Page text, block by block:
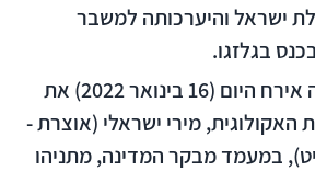
ישראל והיערכותה למשבר
בגלזגו.
משרד מבקר המדינה אירח היום (16 בינואר 2022) את
מירי ישראלי (אוצרת -
במעמד מבקר המדינה, מתניהו